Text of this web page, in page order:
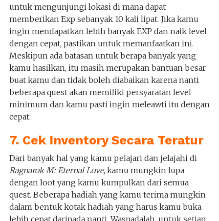
untuk mengunjungi lokasi di mana dapat
memberikan Exp sebanyak 10 kali lipat. Jika kamu
ingin mendapatkan lebih banyak EXP dan naik level
dengan cepat, pastikan untuk memanfaatkan ini.
Meskipun ada batasan untuk berapa banyak yang
kamu hasilkan, itu masih merupakan bantuan besar
buat kamu dan tidak boleh diabaikan karena nanti
beberapa quest akan memiliki persyaratan level
minimum dan kamu pasti ingin meleawti itu dengan
cepat.
7. Cek Inventory Secara Teratur
Dari banyak hal yang kamu pelajari dan jelajahi di
Ragnarok M: Eternal Love, kamu mungkin lupa
dengan loot yang kamu kumpulkan dari semua
quest. Beberapa hadiah yang kamu terima mungkin
dalam bentuk kotak hadiah yang harus kamu buka
lebih cepat daripada nanti. Waspadalah, untuk setiap